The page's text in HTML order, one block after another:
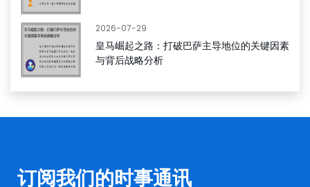
2026-07-29
皇马崛起之路：打破巴萨主导地位的关键因素
与背后战略分析
订阅我们的时事通讯